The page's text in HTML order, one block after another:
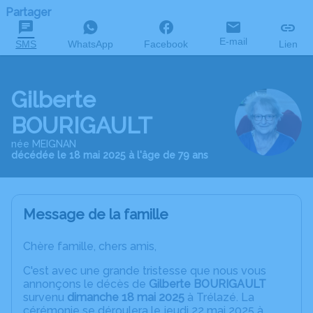
Partager
SMS WhatsApp Facebook E-mail Lien
Gilberte
BOURIGAULT
née MEIGNAN
décédée le 18 mai 2025 à l'âge de 79 ans
Message de la famille
Chère famille, chers amis,
C'est avec une grande tristesse que nous vous
annonçons le décès de Gilberte BOURIGAULT
survenu dimanche 18 mai 2025 à Trélazé. La